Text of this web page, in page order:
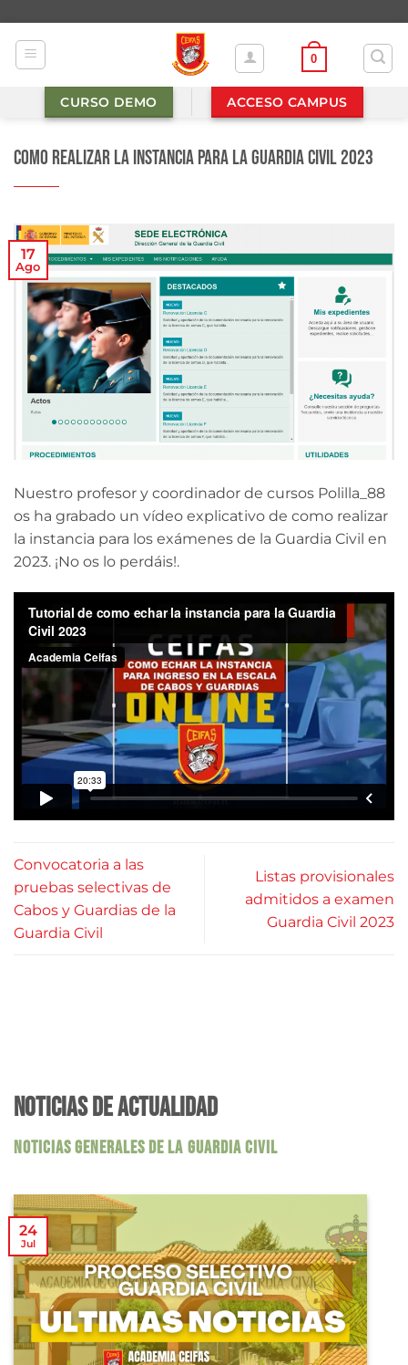
contenido
0
CURSO DEMO ACCESO CAMPUS
Como realizar la instancia para la Guardia Civil 2023
17
Ago
Nuestro profesor y coordinador de cursos Polilla_88
os ha grabado un vídeo explicativo de como realizar
la instancia para los exámenes de la Guardia Civil en
2023. ¡No os lo perdáis!.
Convocatoria a las
pruebas selectivas de
Cabos y Guardias de la
Guardia Civil
Listas provisionales
admitidos a examen
Guardia Civil 2023
NOTICIAS DE ACTUALIDAD
NOTICIAS GENERALES DE LA GUARDIA CIVIL
24
Jul